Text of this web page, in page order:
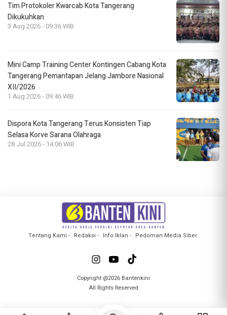
Tim Protokoler Kwarcab Kota Tangerang
Dikukuhkan
3 Aug 2026 - 09:36 WIB
Mini Camp Training Center Kontingen Cabang Kota
Tangerang Pemantapan Jelang Jambore Nasional
XII/2026
1 Aug 2026 - 09:46 WIB
Dispora Kota Tangerang Terus Konsisten Tiap
Selasa Korve Sarana Olahraga
28 Jul 2026 - 14:06 WIB
Tentang Kami Redaksi Info Iklan Pedoman Media Siber
Copyright @2026 Bantenkini
All Rights Reserved